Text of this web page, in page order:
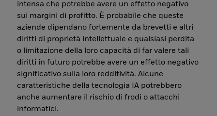
intensa che potrebbe avere un effetto negativo
sui margini di profitto. È probabile che queste
aziende dipendano fortemente da brevetti e altri
diritti di proprietà intellettuale e qualsiasi perdita
o limitazione della loro capacità di far valere tali
diritti in futuro potrebbe avere un effetto negativo
significativo sulla loro redditività. Alcune
caratteristiche della tecnologia IA potrebbero
anche aumentare il rischio di frodi o attacchi
informatici.